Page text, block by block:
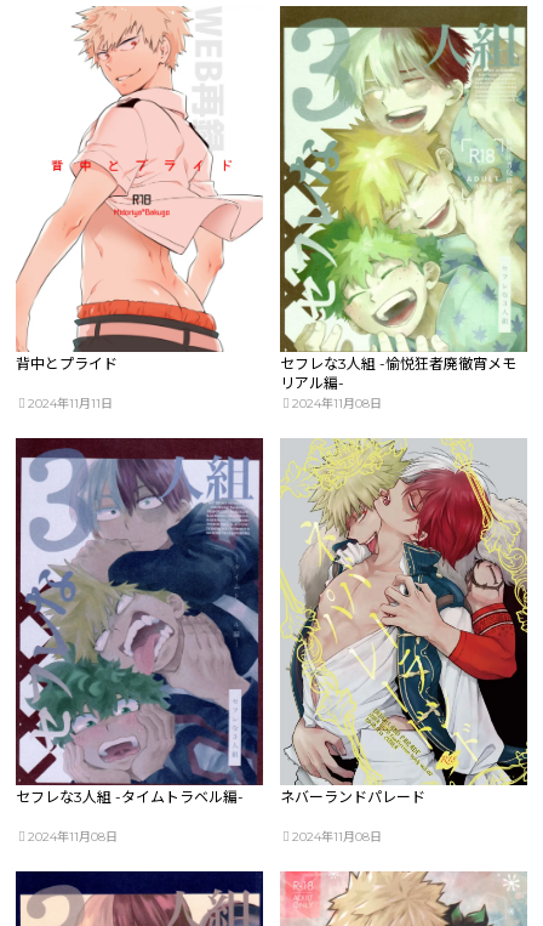
背中とプライド
2024年11月11日
セフレな3人組 -愉悦狂者廃徹宵メモ
リアル編-
2024年11月08日
セフレな3人組 -タイムトラベル編-
2024年11月08日
ネバーランドパレード
2024年11月08日